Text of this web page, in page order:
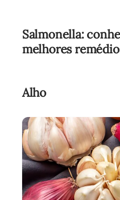
Salmonella:
melhores
Alho